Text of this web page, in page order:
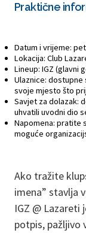
Praktične
Datum i vrijeme:
Lokacija: Club
Lineup: IGZ (glavni
Ulaznice: dostupne
svoje mjesto što
Savjet za dolazak:
uhvatili uvodni dio
Napomena: pratite
moguće
Ako tražite
imena” stavlja
IGZ @ Lazareti
potpis, pažljivo